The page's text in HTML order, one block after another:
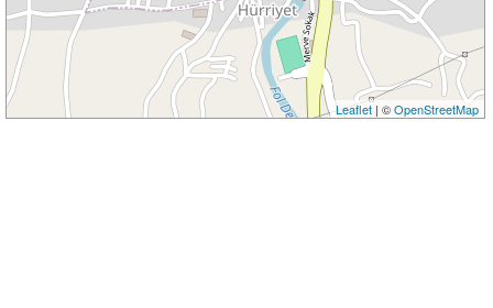
Leaflet| ©OpenStreetMap